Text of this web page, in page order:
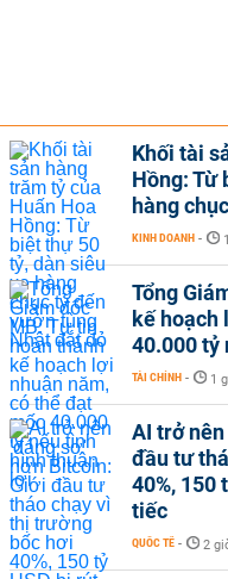
Khối tài
Hồng: Từ
hàng
KINH DOANH -
Tổng
kế hoạch
40.000 tỷ
TÀI CHÍNH - 1
AI trở
đầu tư
40%, 150
tiếc
QUỐC TẾ - 2